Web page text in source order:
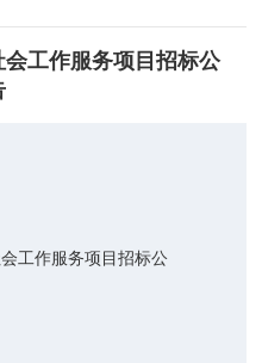
工作服务项目招标公
工作服务项目招标公